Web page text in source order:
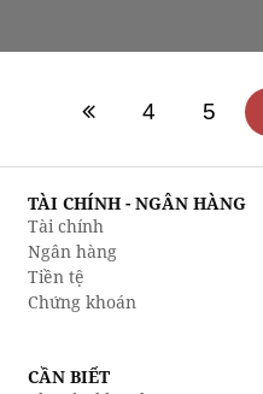
4 5
TÀI CHÍNH - NGÂN HÀNG
Tài chính
Ngân hàng
Tiền tệ
Chứng khoán
CẦN BIẾT